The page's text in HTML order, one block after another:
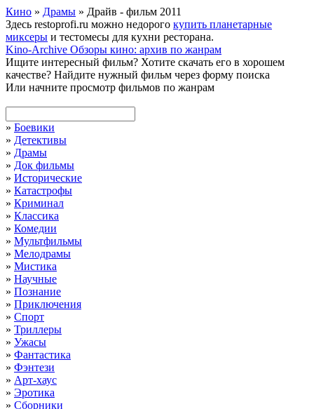
Кино » Драмы » Драйв - фильм 2011
Здесь restoprofi.ru можно недорого купить планетарные
миксеры и тестомесы для кухни ресторана.
Kino-Archive Обзоры кино: архив по жанрам
Ищите интересный фильм? Хотите скачать его в хорошем
качестве? Найдите нужный фильм через форму поиска
Или начните просмотр фильмов по жанрам
» Боевики
» Детективы
» Драмы
» Док фильмы
» Исторические
» Катастрофы
» Криминал
» Классика
» Комедии
» Мультфильмы
» Мелодрамы
» Мистика
» Научные
» Познание
» Приключения
» Спорт
» Триллеры
» Ужасы
» Фантастика
» Фэнтези
» Арт-хаус
» Эротика
» Сборники